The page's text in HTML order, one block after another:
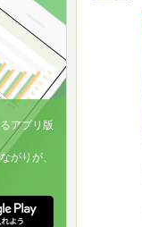
アプリ版
がりが、